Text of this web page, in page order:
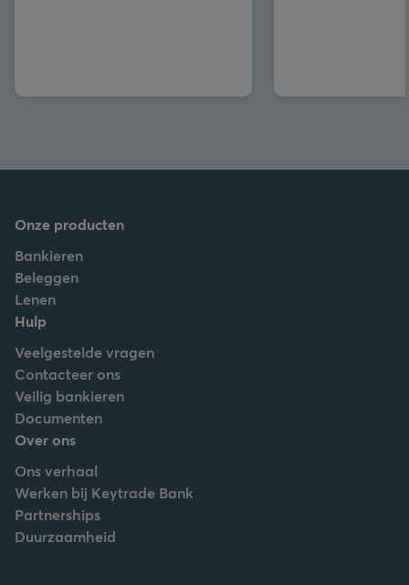
Onze producten
Bankieren
Beleggen
Lenen
Hulp
Veelgestelde vragen
Contacteer ons
Veilig bankieren
Documenten
Over ons
Ons verhaal
Werken bij Keytrade Bank
Partnerships
Duurzaamheid